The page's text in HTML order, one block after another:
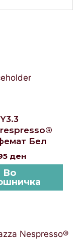
Бел
ден
Во